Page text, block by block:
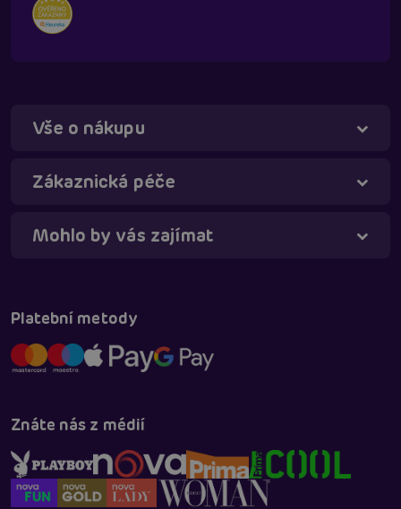
Vše o nákupu
Zákaznická péče
Mohlo by vás zajímat
Platební metody
Znáte nás z médií
Táňa - virtuální asistentka